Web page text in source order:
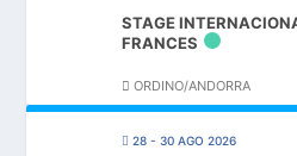
STAGE
FRANCES
ORDINO/ANDORRA
28 - 30 AGO 2026